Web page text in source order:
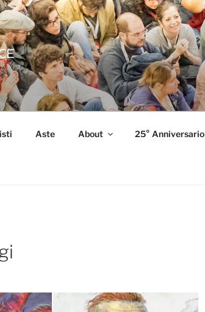
Area Performance.
Aste About 25° Anniversario